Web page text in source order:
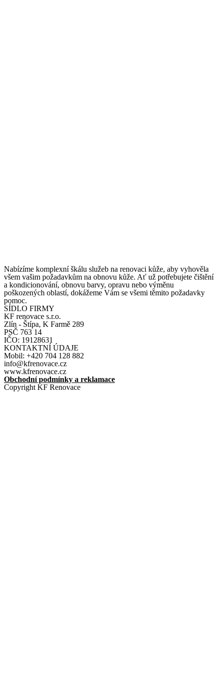
Nabízíme komplexní škálu služeb na renovaci kůže, aby vyhověla
všem vašim požadavkům na obnovu kůže. Ať už potřebujete čištění
a kondicionování, obnovu barvy, opravu nebo výměnu
poškozených oblastí, dokážeme Vám se všemi těmito požadavky
pomoc.
SÍDLO FIRMY
KF renovace s.r.o.
Zlín - Štípa, K Farmě 289
PSČ 763 14
IČO: 19128631
KONTAKTNÍ ÚDAJE
Mobil: +420 704 128 882
info@kfrenovace.cz
www.kfrenovace.cz
Obchodní podmínky a reklamace
Copyright KF Renovace